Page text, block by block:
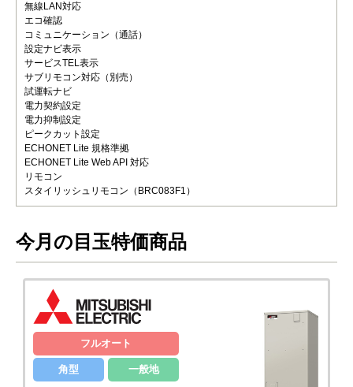
無線LAN対応
エコ確認
コミュニケーション（通話）
設定ナビ表示
サービスTEL表示
サブリモコン対応（別売）
試運転ナビ
電力契約設定
電力抑制設定
ピークカット設定
ECHONET Lite 規格準拠
ECHONET Lite Web API 対応
リモコン
スタイリッシュリモコン（BRC083F1）
今月の目玉特価商品
フルオート
角型 一般地